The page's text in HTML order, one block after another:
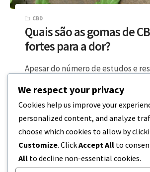
CBD
Quais são as gomas de
fortes para a dor?
Apesar do número de estudos e
como CBD, um dos canabinóides
5 MINUTOS DE LEITURA 20 DE
We respect your privacy
Cookies help us improve your
personalized content, and analyze
choose which cookies to allow by
Customize. ClickAccept All to
All to decline non-essential cookies.